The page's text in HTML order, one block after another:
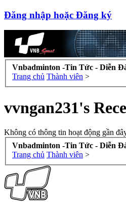
Đăng nhập hoặc Đăng ký
Vnbadminton -Tin Tức - Diễn
Trang chủ Thành viên >
vvngan231's
Không có thông tin hoạt động gần
Vnbadminton -Tin Tức - Diễn
Trang chủ Thành viên >